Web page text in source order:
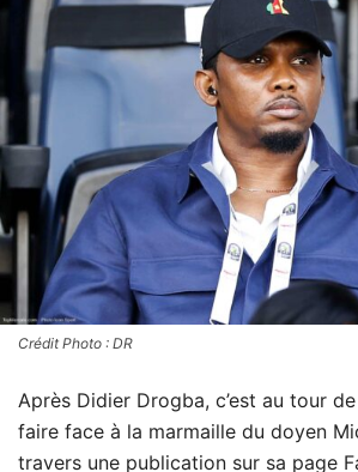
Crédit Photo : DR
Après Didier Drogba, c’est au tour
faire face à la marmaille du doyen
travers une publication sur sa page